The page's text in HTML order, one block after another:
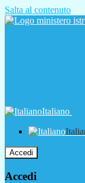
Salta al contenuto
Italiano
Accedi
Accedi